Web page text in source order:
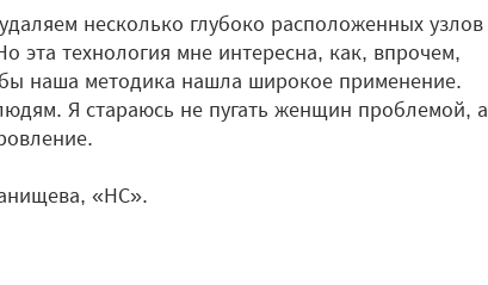
несколько глубоко расположенных узлов
эта технология мне интересна, как, впрочем,
наша методика нашла широкое применение.
Я стараюсь не пугать женщин проблемой, а
«НС».